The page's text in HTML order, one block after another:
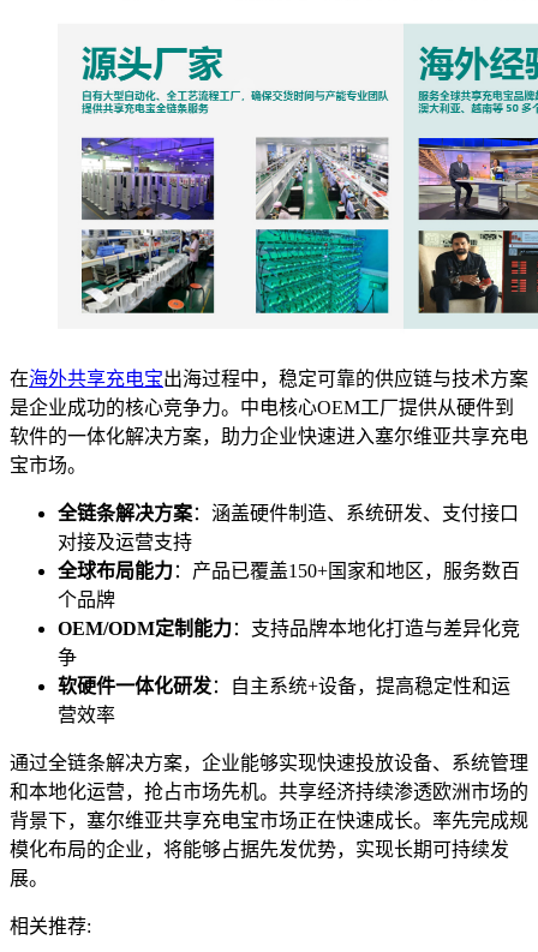
在海外共享充电宝出海过程中，稳定可靠的供应链与技术方案
是企业成功的核心竞争力。中电核心OEM工厂提供从硬件到
软件的一体化解决方案，助力企业快速进入塞尔维亚共享充电
宝市场。
全链条解决方案：涵盖硬件制造、系统研发、支付接口
对接及运营支持
全球布局能力：产品已覆盖150+国家和地区，服务数百
个品牌
OEM/ODM定制能力：支持品牌本地化打造与差异化竞
争
软硬件一体化研发：自主系统+设备，提高稳定性和运
营效率
通过全链条解决方案，企业能够实现快速投放设备、系统管理
和本地化运营，抢占市场先机。共享经济持续渗透欧洲市场的
背景下，塞尔维亚共享充电宝市场正在快速成长。率先完成规
模化布局的企业，将能够占据先发优势，实现长期可持续发
展。
相关推荐: